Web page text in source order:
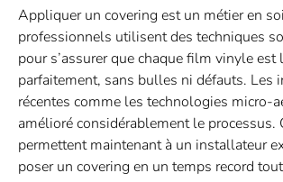
Appliquer un covering est un métier en
professionnels utilisent des techniques
pour s’assurer que chaque film vinyle est
parfaitement, sans bulles ni défauts. Les
récentes comme les technologies micro-
amélioré considérablement le processus.
permettent maintenant à un installateur
poser un covering en un temps record